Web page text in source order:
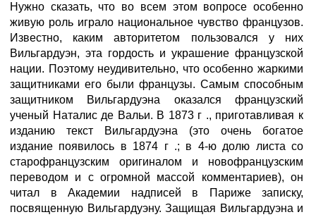
Нужно сказать, что во всем этом вопросе особенно
живую роль играло национальное чувство французов.
Известно, каким авторитетом пользовался у них
Вильгардуэн, эта гордость и украшение французской
нации. Поэтому неудивительно, что особенно жаркими
защитниками его были французы. Самым способным
защитником Вильгардуэна оказался французский
ученый Наталис де Вальи. В 1873 г ., приготавливая к
изданию текст Вильгардуэна (это очень богатое
издание появилось в 1874 г .; в 4-ю долю листа со
старофранцузским оригиналом и новофранцузским
переводом и с огромной массой комментариев), он
читал в Академии надписей в Париже записку,
посвященную Вильгардуэну. Защищая Вильгардуэна и